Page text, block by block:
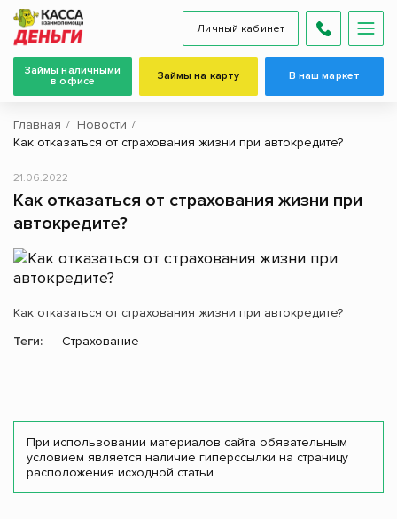
Личный кабинет
Займы наличными
в офисе
Займы на карту В наш маркет
Главная
Новости
Как отказаться от страхования жизни при автокредите?
Как отказаться от страхования жизни при
автокредите?
21.06.2022
Как отказаться от страхования жизни при автокредите?
Теги:
Страхование
При использовании материалов сайта обязательным
условием является наличие гиперссылки на страницу
расположения исходной статьи.